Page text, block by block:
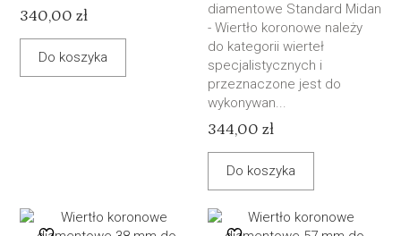
340,00 zł
Do koszyka
diamentowe Standard Midan
- Wiertło koronowe należy
do kategorii wierteł
specjalistycznych i
przeznaczone jest do
wykonywan...
344,00 zł
Do koszyka